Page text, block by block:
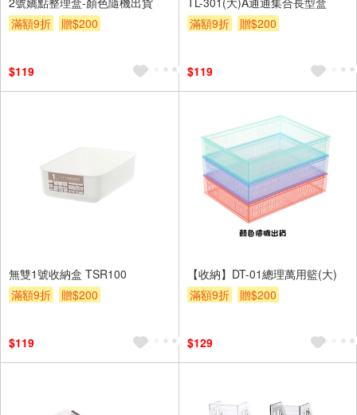
滿額9折
贈$200
$119
滿額9折
贈$200
$119
無雙1號收納盒 TSR100
滿額9折
贈$200
$119
【收納】DT-01總理萬用籃(大)
滿額9折
贈$200
$129